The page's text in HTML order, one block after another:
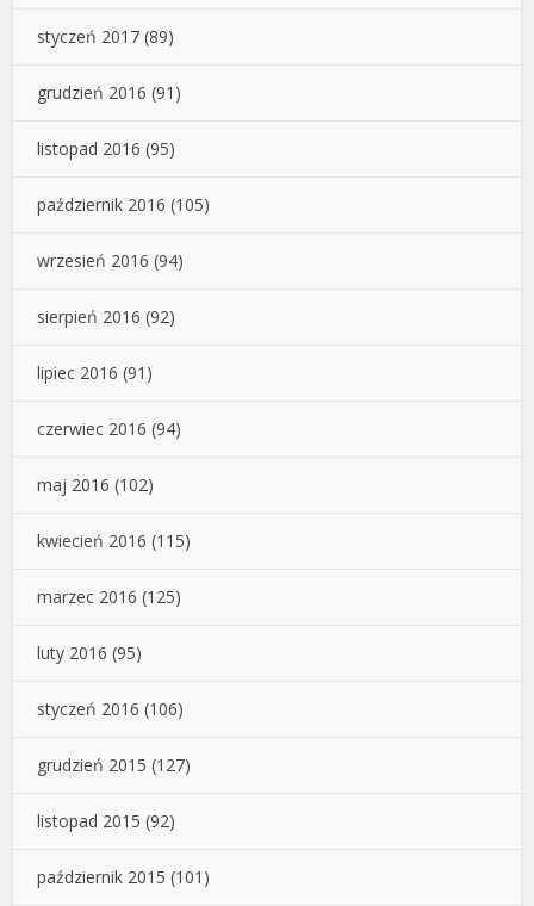
styczeń 2017 (89)
grudzień 2016 (91)
listopad 2016 (95)
październik 2016 (105)
wrzesień 2016 (94)
sierpień 2016 (92)
lipiec 2016 (91)
czerwiec 2016 (94)
maj 2016 (102)
kwiecień 2016 (115)
marzec 2016 (125)
luty 2016 (95)
styczeń 2016 (106)
grudzień 2015 (127)
listopad 2015 (92)
październik 2015 (101)